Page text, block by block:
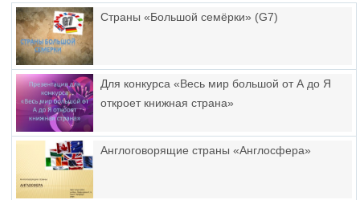
Страны «Большой семёрки» (G7)
Для конкурса «Весь мир большой от А до Я
откроет книжная страна»
Англоговорящие страны «Англосфера»